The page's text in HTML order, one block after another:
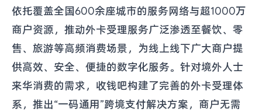
依托覆盖全国600余座城市的服务网络与超1000万
商户资源，推动外卡受理服务广泛渗透至餐饮、零
售、旅游等高频消费场景，为线上线下广大商户提
供高效、安全、便捷的数字化服务。针对境外人士
来华消费的需求，收钱吧构建了完善的外卡受理体
系，推出“一码通用”跨境支付解决方案，商户无需